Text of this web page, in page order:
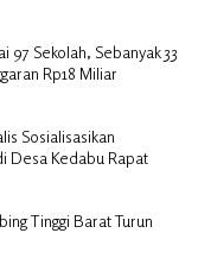
97 Sekolah, Sebanyak 33
Rp18 Miliar
Sosialisasikan
Desa Kedabu Rapat
Tinggi Barat Turun